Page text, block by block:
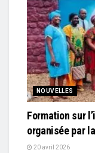
NOUVELLES
Formation sur
organisée par
20 avril 2026